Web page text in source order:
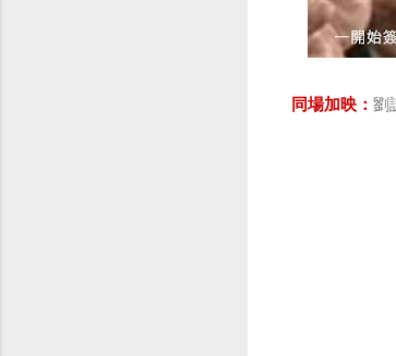
同場加映： 劉